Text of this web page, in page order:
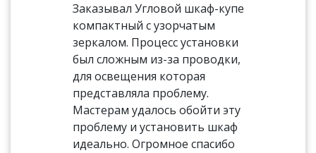
Заказывал Угловой шкаф-купе
компактный с узорчатым
зеркалом. Процесс установки
был сложным из-за проводки,
для освещения которая
представляла проблему.
Мастерам удалось обойти эту
проблему и установить шкаф
идеально. Огромное спасибо